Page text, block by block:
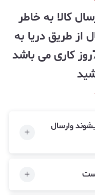
کالا به خاطر
از طریق دریا به
علت موقعیت جزیره قشم 7روز کاری می باشد
وارسال